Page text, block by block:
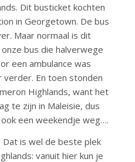
Dit busticket kochten
in Georgetown. De bus
Maar normaal is dit
bus die halverwege
een ambulance was
verder. En toen stonden
Highlands, want het
te zijn in Maleisie, dus
een weekendje weg….
Dat is wel de beste plek
vanuit hier kun je